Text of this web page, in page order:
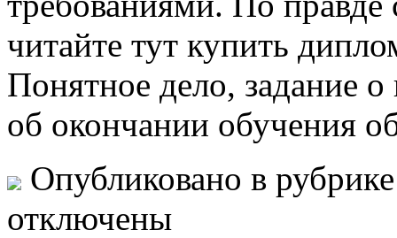
читайте тут купить
Понятное дело, задание
об окончании обучения
Опубликовано в
отключены